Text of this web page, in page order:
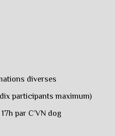
diverses
participants maximum)
par C’VN dog